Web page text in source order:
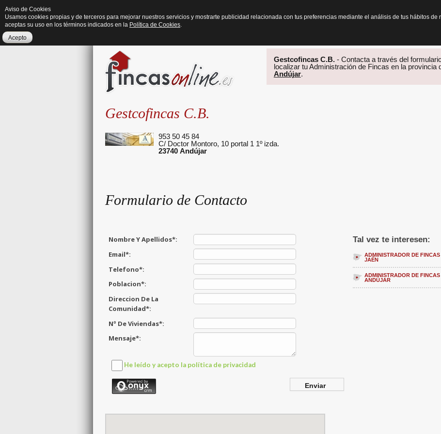
Gestcofincas C.B.- Contacta a través del
localizar tu Administración de Fincas en la provincia
Andújar.
Tal vez te interesen:
ADMINISTRADOR DE FINCAS
JAÉN
ADMINISTRADOR DE FINCAS
ANDÚJAR
Gestcofincas C.B.
953 50 45 84
C/ Doctor Montoro, 10 portal 1 1º izda.
23740 Andújar
Formulario de Contacto
Aviso de Cookies
Usamos cookies propias y de terceros para mejorar nuestros servicios y mostrarte publicidad relacionada con tus preferencias mediante el análisis de tus hábitos
aceptas su uso en los términos indicados en la Política de Cookies.
Acepto